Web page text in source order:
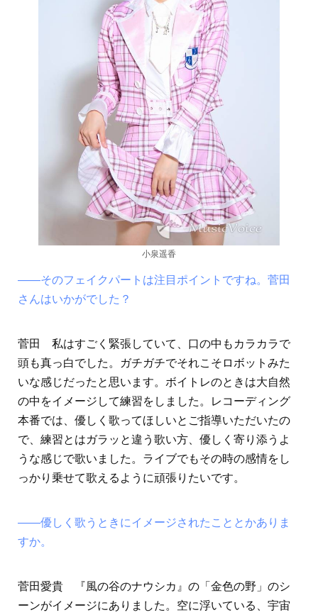
小泉遥香
――そのフェイクパートは注目ポイントですね。菅田
さんはいかがでした？
菅田 私はすごく緊張していて、口の中もカラカラで
頭も真っ白でした。ガチガチでそれこそロボットみた
いな感じだったと思います。ボイトレのときは大自然
の中をイメージして練習をしました。レコーディング
本番では、優しく歌ってほしいとご指導いただいたの
で、練習とはガラッと違う歌い方、優しく寄り添うよ
うな感じで歌いました。ライブでもその時の感情をし
っかり乗せて歌えるように頑張りたいです。
――優しく歌うときにイメージされたこととかありま
すか。
菅田愛貴 『風の谷のナウシカ』の「金色の野」のシ
ーンがイメージにありました。空に浮いている、宇宙